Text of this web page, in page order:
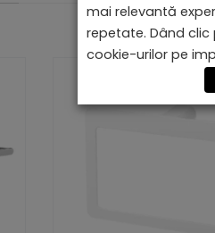
mai relevantă
repetate. Dând clic
cookie-urilor pe